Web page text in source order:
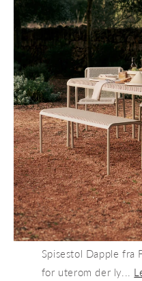
Spisestol Dapple fra
for uterom der ly...